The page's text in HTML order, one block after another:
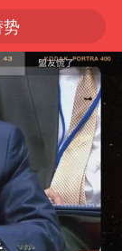
上半年我国经营主体结构持续优化
上海：5号线16号线浦江线全线停运
白海豚预计将在浙江苍南到三门一带登陆
今日15时起福州地铁高架区段停运